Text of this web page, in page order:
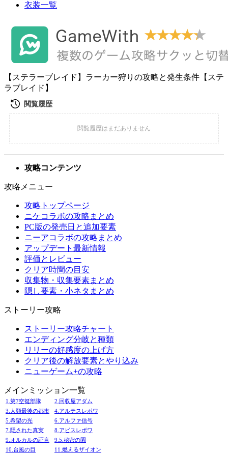
衣装一覧
【ステラーブレイド】ラーカー狩りの攻略と発生条件【ステ
ラブレイド】
攻略コンテンツ
攻略メニュー
攻略トップページ
ニケコラボの攻略まとめ
PC版の発売日と追加要素
ニーアコラボの攻略まとめ
アップデート最新情報
評価とレビュー
クリア時間の目安
収集物・収集要素まとめ
隠し要素・小ネタまとめ
ストーリー攻略
ストーリー攻略チャート
エンディング分岐と種類
リリーの好感度の上げ方
クリア後の解放要素とやり込み
ニューゲーム+の攻略
メインミッション一覧
1.第7空挺部隊
2.回収屋アダム
3.人類最後の都市
4.アルテスレボワ
5.希望の光
6.アルファ信号
7.隠された真実
8.アビスレボワ
9.オルカルの証言
9.5.秘密の園
10.台風の目
11.燃えるザイオン